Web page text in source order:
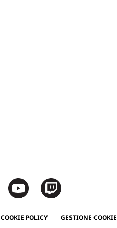
COOKIE POLICY GESTIONE COOKIE